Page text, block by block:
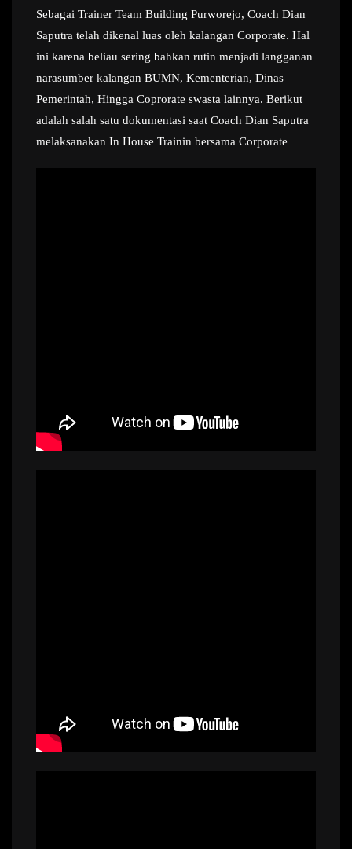
Sebagai Trainer Team Building Purworejo, Coach Dian
Saputra telah dikenal luas oleh kalangan Corporate. Hal
ini karena beliau sering bahkan rutin menjadi langganan
narasumber kalangan BUMN, Kementerian, Dinas
Pemerintah, Hingga Coprorate swasta lainnya. Berikut
adalah salah satu dokumentasi saat Coach Dian Saputra
melaksanakan In House Trainin bersama Corporate